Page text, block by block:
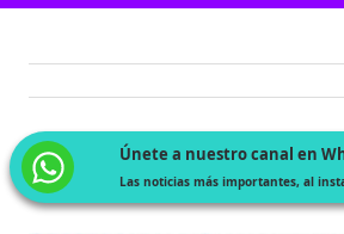
Únete a nuestro canal en
Las noticias más importantes, al